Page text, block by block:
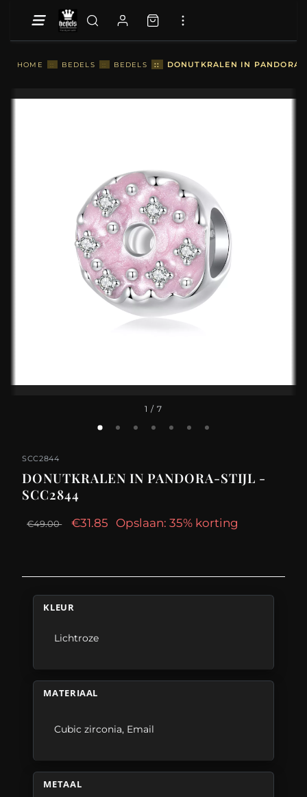
HOME :: BEDELS :: BEDELS :: DONUTKRALEN IN
1 / 7
SCC2844
DONUTKRALEN IN PANDORA-STIJL -
SCC2844
€49.00 €31.85 Opslaan: 35% korting
KLEUR
Lichtroze
MATERIAAL
Cubic zirconia, Email
METAAL